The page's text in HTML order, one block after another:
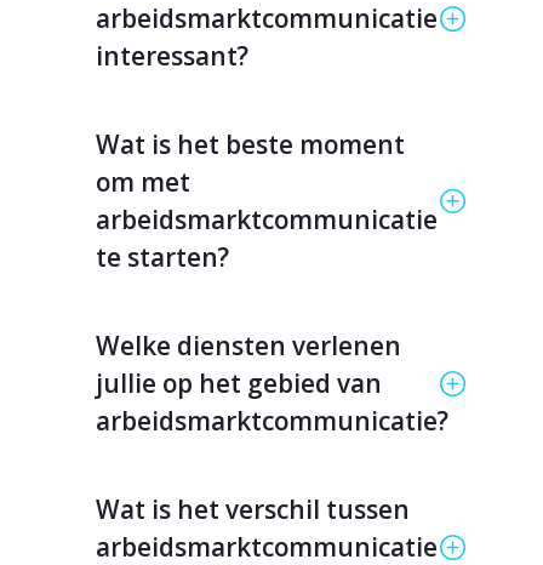
arbeidsmarktcommunicatie
interessant?
Wat is het beste moment
om met
arbeidsmarktcommunicatie
te starten?
Welke diensten verlenen
jullie op het gebied van
arbeidsmarktcommunicatie?
Wat is het verschil tussen
arbeidsmarktcommunicatie